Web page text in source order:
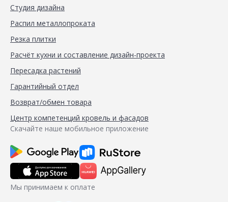
Студия дизайна
Распил металлопроката
Резка плитки
Расчёт кухни и составление дизайн-проекта
Пересадка растений
Гарантийный отдел
Возврат/обмен товара
Центр компетенций кровель и фасадов
Скачайте наше мобильное приложение
Мы принимаем к оплате